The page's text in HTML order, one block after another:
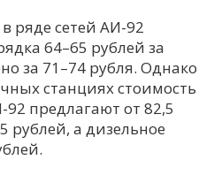
Я
ряде сетей АИ-92
64–65 рублей за
за 71–74 рубля. Однако
станциях стоимость
предлагают от 82,5
рублей, а дизельное
.